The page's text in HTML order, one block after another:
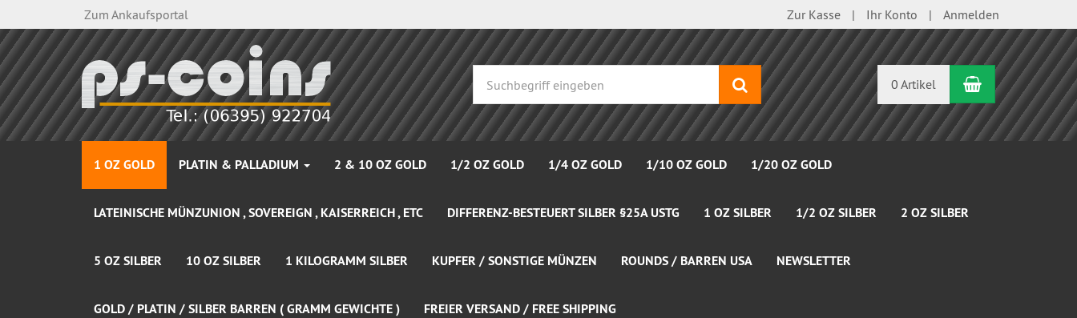
Zum Ankaufsportal Zur Kasse Ihr Konto Anmelden
Suchen 0 Artikel Warenkorb
1 OZ GOLD PLATIN & PALLADIUM 2 & 10 OZ GOLD 1/2 OZ GOLD 1/4 OZ GOLD 1/10 OZ GOLD 1/20 OZ GOLD
LATEINISCHE MÜNZUNION , SOVEREIGN , KAISERREICH , ETC DIFFERENZ-BESTEUERT SILBER §25A USTG 1 OZ SILBER 1/2 OZ SILBER 2 OZ SILBER
5 OZ SILBER 10 OZ SILBER 1 KILOGRAMM SILBER KUPFER / SONSTIGE MÜNZEN ROUNDS / BARREN USA NEWSLETTER
GOLD / PLATIN / SILBER BARREN ( GRAMM GEWICHTE ) FREIER VERSAND / FREE SHIPPING